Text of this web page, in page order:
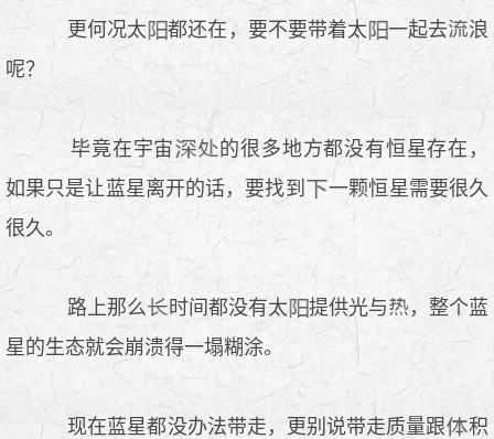
更何况太 都还在，要不要带着太 一起去
浪
呢？
毕竟在宇宙
的很多地方都没有恒星存在，
如果只是让蓝星离开的话，要找到
一颗恒星需要很久
很久。
路上那么 时间都没有太 提供光与
，整个蓝
星的生态就会崩溃得一塌糊涂。
现在蓝星都没办法带走，更别说带走质量跟
积